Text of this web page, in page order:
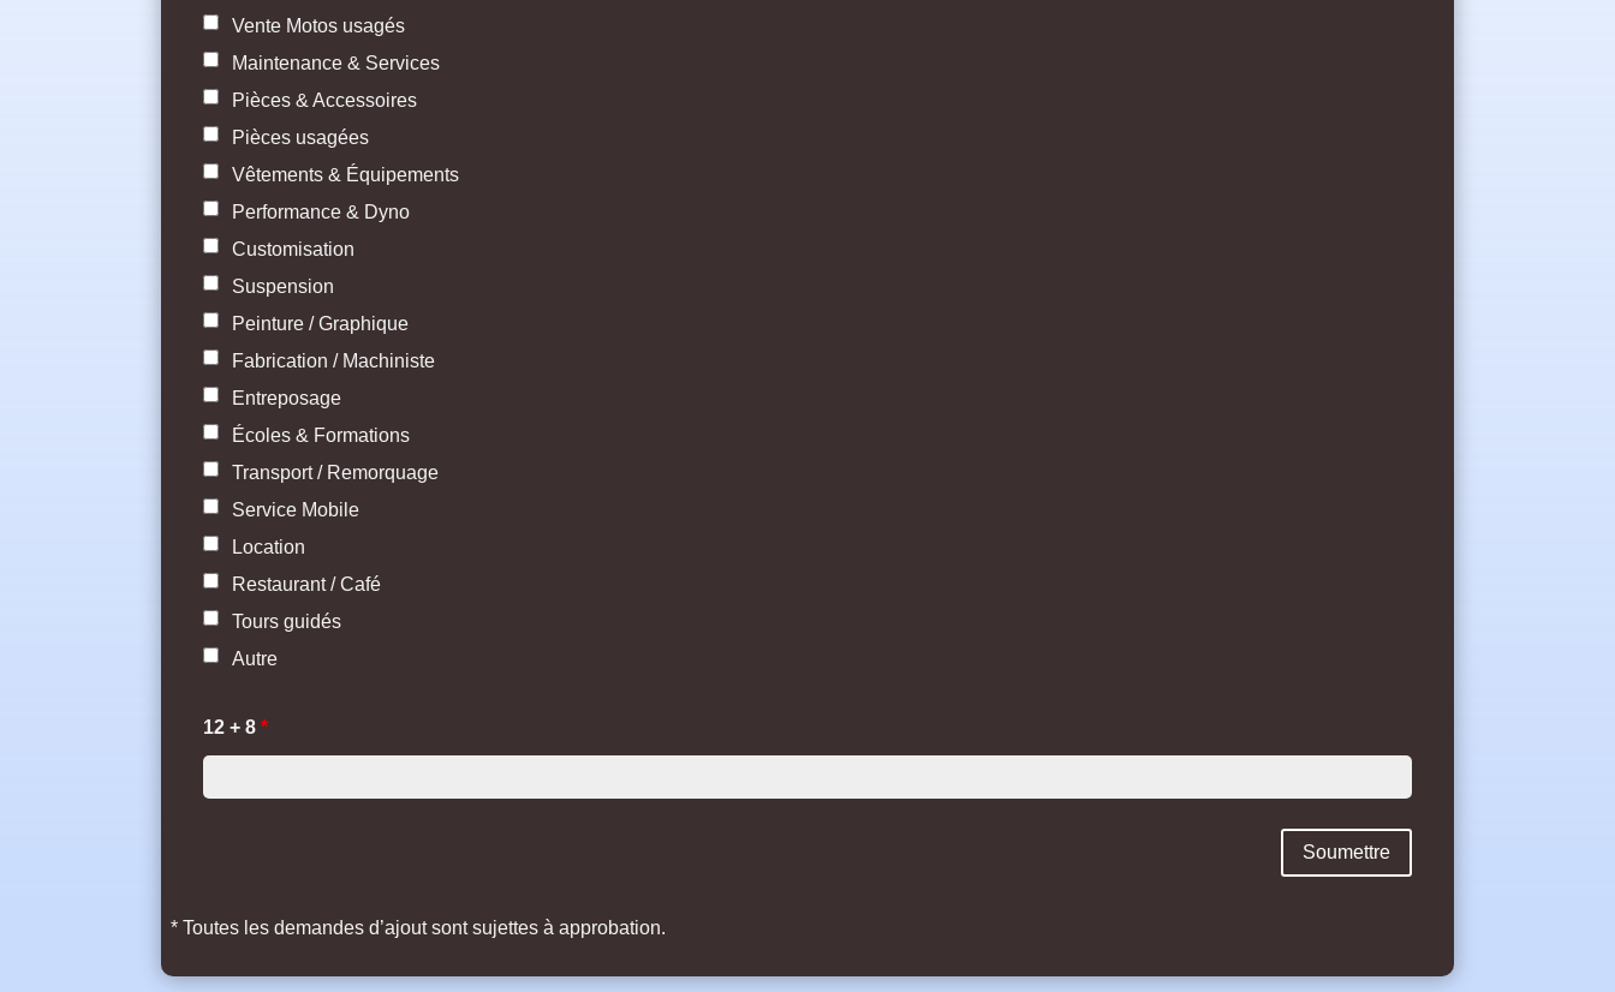
Vente Motos usagés
Maintenance & Services
Pièces & Accessoires
Pièces usagées
Vêtements & Équipements
Performance & Dyno
Customisation
Suspension
Peinture / Graphique
Fabrication / Machiniste
Entreposage
Écoles & Formations
Transport / Remorquage
Service Mobile
Location
Restaurant / Café
Tours guidés
Autre
12 + 8 *
* Toutes les demandes d’ajout sont sujettes à approbation.